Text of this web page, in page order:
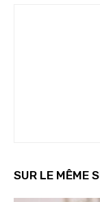
SUR LE MÊME